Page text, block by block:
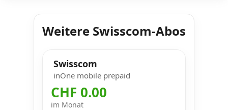
Weitere Swisscom-Abos
Swisscom
inOne mobile prepaid
CHF 0.00
im Monat